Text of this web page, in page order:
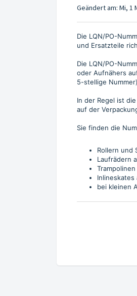
Geändert am: Mi, 1
Die LQN/PO-
und Ersatzteile
Die LQN/PO-
oder Aufnähers
5-stellige
In der Regel ist
auf der
Sie finden die
Rollern und
Laufrädern
Trampolinen
Inlineskates
bei kleinen